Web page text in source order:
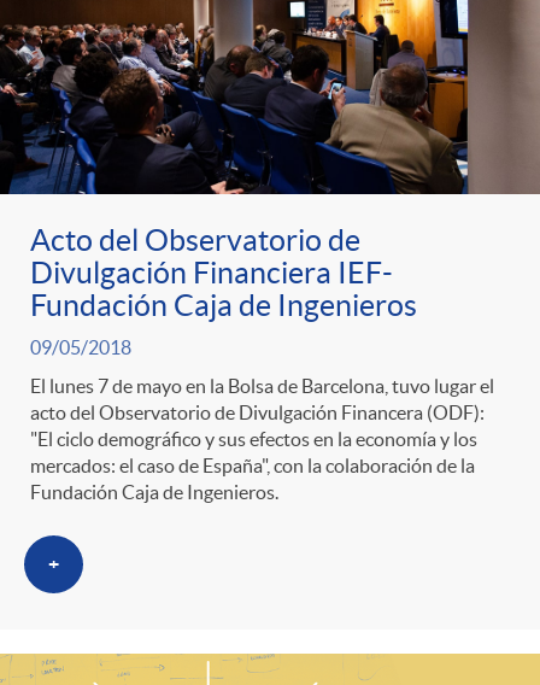
Acto del Observatorio de
Divulgación Financiera IEF-
Fundación Caja de Ingenieros
09/05/2018
El lunes 7 de mayo en la Bolsa de Barcelona, tuvo lugar el
acto del Observatorio de Divulgación Financera (ODF):
"El ciclo demográfico y sus efectos en la economía y los
mercados: el caso de España", con la colaboración de la
Fundación Caja de Ingenieros.
+